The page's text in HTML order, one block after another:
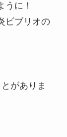
に！
ビブリオの
がありま